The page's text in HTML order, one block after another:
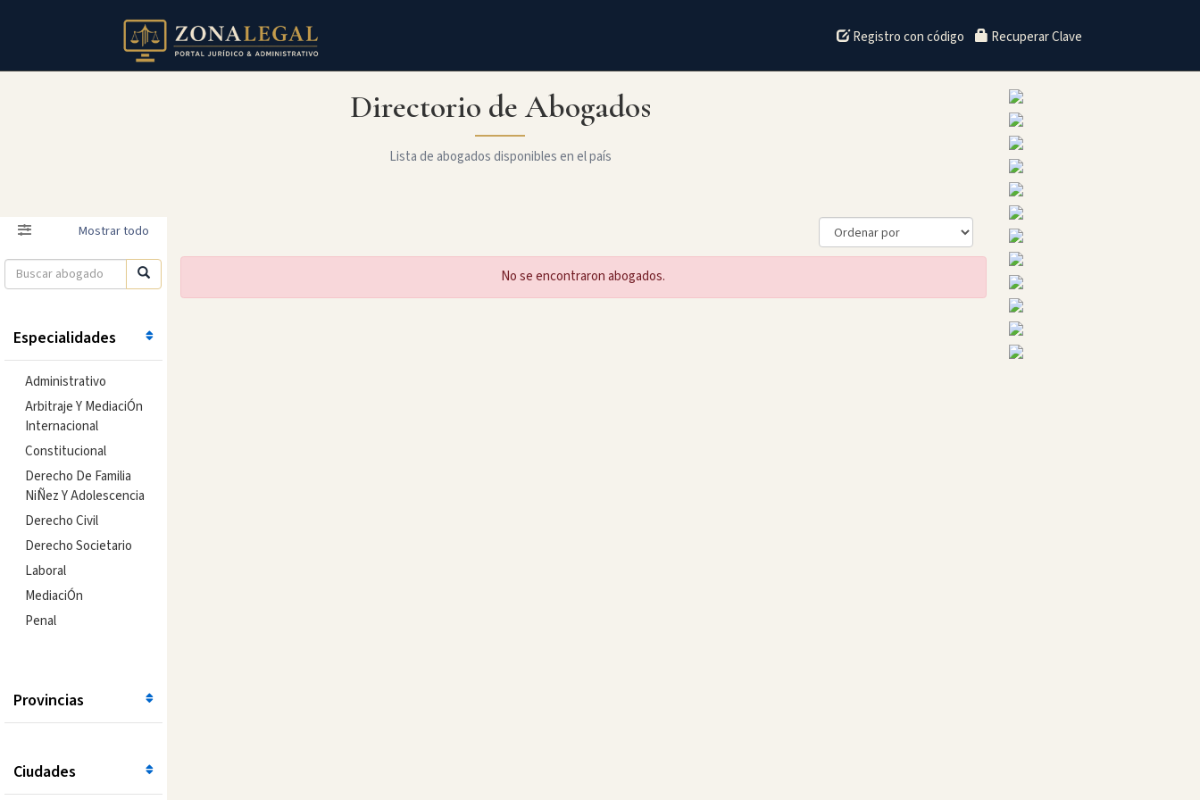
Registro con código Recuperar Clave
Directorio de Abogados
Lista de abogados disponibles en el país
Filtro Mostrar todo
Especialidades
Administrativo
Arbitraje Y MediaciÓn
Internacional
Constitucional
Derecho De Familia
NiÑez Y Adolescencia
Derecho Civil
Derecho Societario
Laboral
MediaciÓn
Penal
Provincias
Ciudades
No se encontraron abogados.